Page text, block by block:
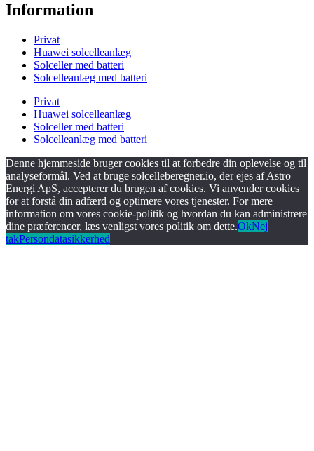
Information
Privat
Huawei solcelleanlæg
Solceller med batteri
Solcelleanlæg med batteri
Privat
Huawei solcelleanlæg
Solceller med batteri
Solcelleanlæg med batteri
Denne hjemmeside bruger cookies til at forbedre din oplevelse og til
analyseformål. Ved at bruge solcelleberegner.io, der ejes af Astro
Energi ApS, accepterer du brugen af cookies. Vi anvender cookies
for at forstå din adfærd og optimere vores tjenester. For mere
information om vores cookie-politik og hvordan du kan administrere
dine præferencer, læs venligst vores politik om dette.OkNej
takPersondatasikkerhed